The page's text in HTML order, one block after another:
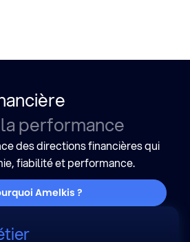
performance
des directions financières qui
fiabilité et performance.
Amelkis ?